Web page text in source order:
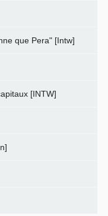
que Pera" [Intw]
[INTW]